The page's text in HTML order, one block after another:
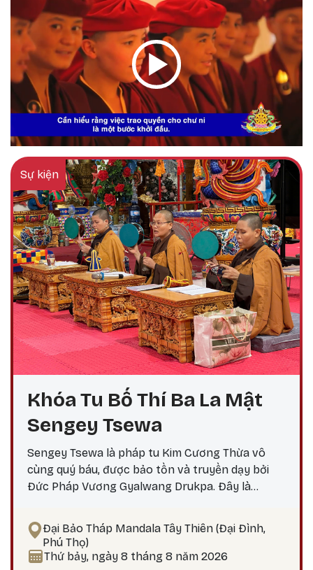
Sự kiện
Khóa Tu Bố Thí Ba La Mật
Sengey Tsewa
Sengey Tsewa là pháp tu Kim Cương Thừa vô
cùng quý báu, được bảo tồn và truyền dạy bởi
Đức Pháp Vương Gyalwang Drukpa. Đây là
phiền não bám chấp khổ đau Tích lũy công đức,
hướng tới giác ngộ Tại sao nên thực hành vào
ngày 25? Theo lịch Kim Cương Thừa, ngày 25 là
Đại Bảo Tháp Mandala Tây Thiên (Đại Đình,
Phú Thọ)
Thứ bảy, ngày 8 tháng 8 năm 2026